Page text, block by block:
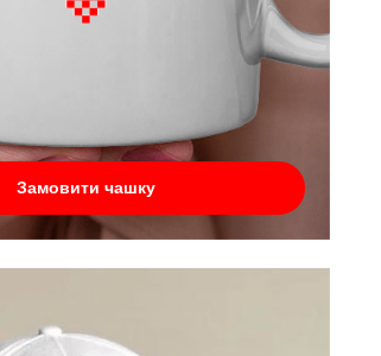
Замовити чашку